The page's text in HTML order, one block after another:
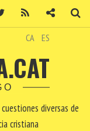
CA ES
diversas de
cristiana
Twitter Contacto